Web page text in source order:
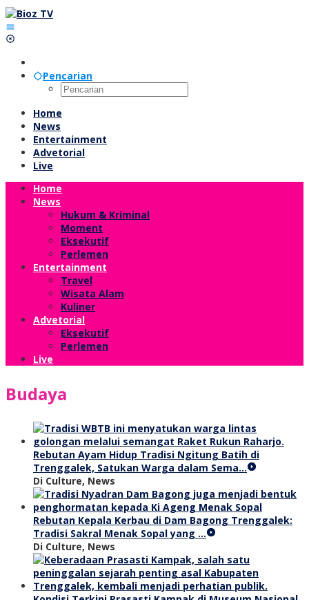
Lewati
ke
konten
Pencarian
Home
News
Entertainment
Advetorial
Live
Home
News
Hukum & Kriminal
Moment
Eksekutif
Perlemen
Entertainment
Travel
Wisata Alam
Kuliner
Advetorial
Eksekutif
Perlemen
Live
Budaya
Rebutan Ayam Hidup Tradisi Ngitung Batih di
Trenggalek, Satukan Warga dalam Sema…
Di Culture, News
Rebutan Kepala Kerbau di Dam Bagong Trenggalek:
Tradisi Sakral Menak Sopal yang …
Di Culture, News